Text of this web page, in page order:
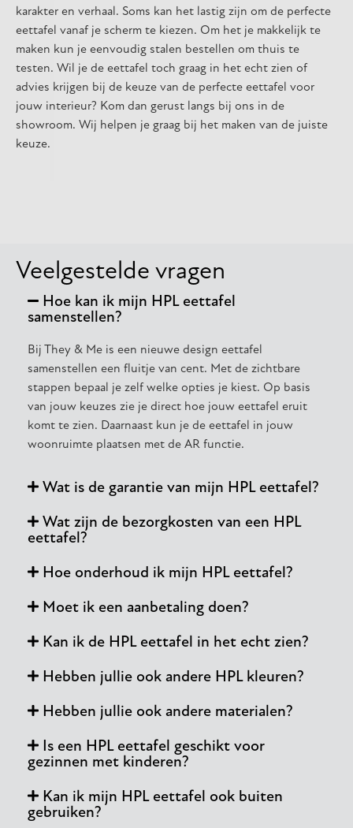
karakter en verhaal. Soms kan het lastig zijn om de perfecte
eettafel vanaf je scherm te kiezen. Om het je makkelijk te
maken kun je eenvoudig stalen bestellen om thuis te
testen. Wil je de eettafel toch graag in het echt zien of
advies krijgen bij de keuze van de perfecte eettafel voor
jouw interieur? Kom dan gerust langs bij ons in de
showroom. Wij helpen je graag bij het maken van de juiste
keuze.
Veelgestelde vragen
Hoe kan ik mijn HPL eettafel
samenstellen?
Bij They & Me is een nieuwe design eettafel
samenstellen een fluitje van cent. Met de zichtbare
stappen bepaal je zelf welke opties je kiest. Op basis
van jouw keuzes zie je direct hoe jouw eettafel eruit
komt te zien. Daarnaast kun je de eettafel in jouw
woonruimte plaatsen met de AR functie.
Wat is de garantie van mijn HPL eettafel?
Wat zijn de bezorgkosten van een HPL
eettafel?
Hoe onderhoud ik mijn HPL eettafel?
Moet ik een aanbetaling doen?
Kan ik de HPL eettafel in het echt zien?
Hebben jullie ook andere HPL kleuren?
Hebben jullie ook andere materialen?
Is een HPL eettafel geschikt voor
gezinnen met kinderen?
Kan ik mijn HPL eettafel ook buiten
gebruiken?